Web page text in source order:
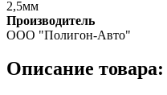
2,5мм
Производитель
ООО "Полигон-Авто"
Описание товара: